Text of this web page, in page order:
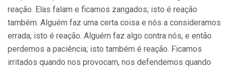
reação. Elas falam e ficamos zangados; isto é reação
também. Alguém faz uma certa coisa e nós a consideramos
errada; isto é reação. Alguém faz algo contra nós, e então
perdemos a paciência; isto também é reação. Ficamos
irritados quando nos provocam, nos defendemos quando